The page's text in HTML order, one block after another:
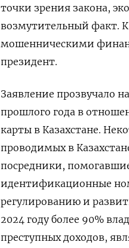
точки зрения закона,
возмутительный факт.
мошенническими
президент.
Заявление прозвучало
прошлого года в
карты в Казахстане.
проводимых в
посредники,
идентификационные
регулированию и
2024 году более 90%
преступных доходов,